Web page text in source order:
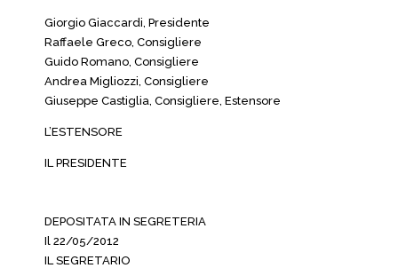
Giorgio Giaccardi, Presidente
Raffaele Greco, Consigliere
Guido Romano, Consigliere
Andrea Migliozzi, Consigliere
Giuseppe Castiglia, Consigliere, Estensore
L’ESTENSORE
IL PRESIDENTE
DEPOSITATA IN SEGRETERIA
Il 22/05/2012
IL SEGRETARIO